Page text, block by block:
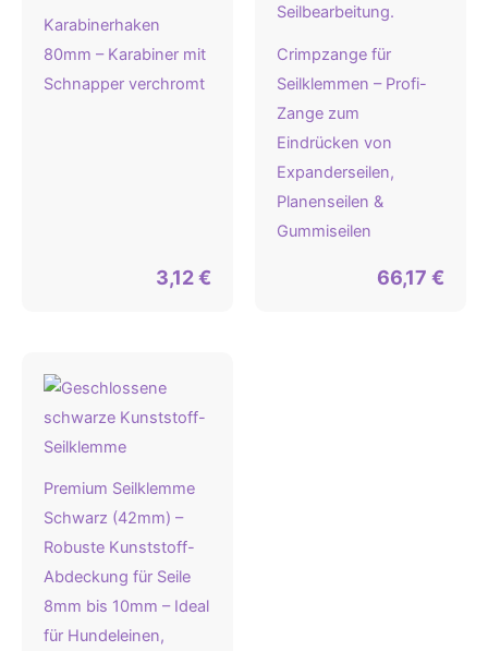
Karabinerhaken
80mm – Karabiner mit
Schnapper verchromt
3,12€
Crimpzange für
Seilklemmen – Profi-
Zange zum
Eindrücken von
Expanderseilen,
Planenseilen &
Gummiseilen
66,17 €
Premium Seilklemme
Schwarz (42mm) –
Robuste Kunststoff-
Abdeckung für Seile
8mm bis 10mm – Ideal
für Hundeleinen,